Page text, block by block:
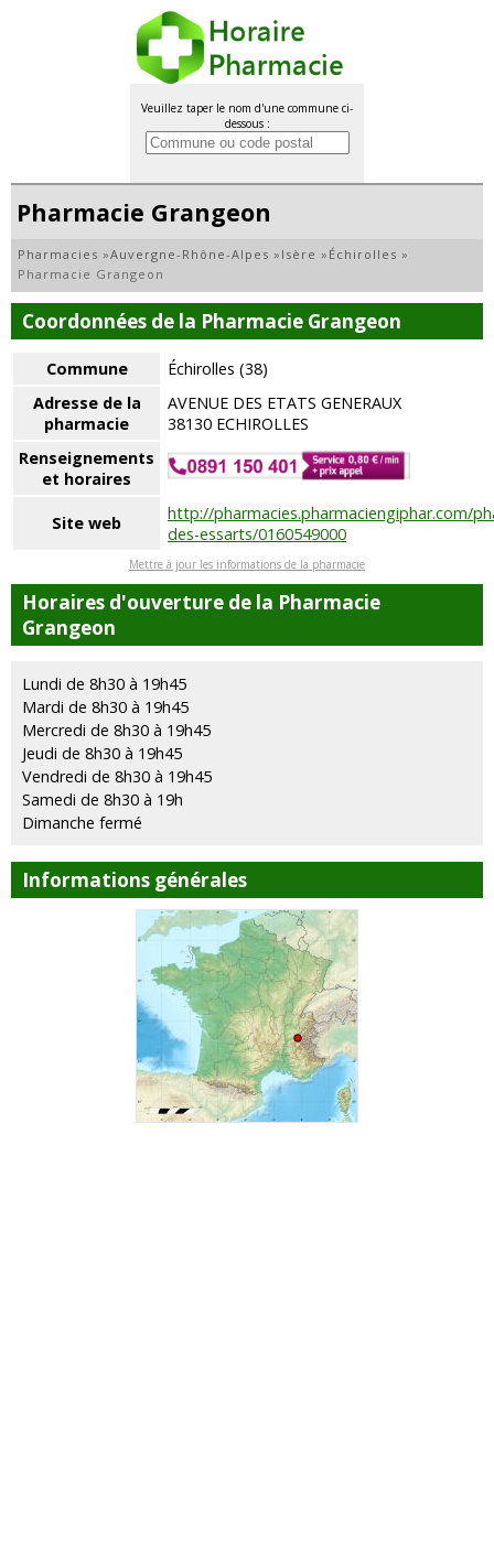
Veuillez taper le nom d'une commune ci-
dessous :
Pharmacie Grangeon
Pharmacies »Auvergne-Rhône-Alpes » Isère » Échirolles »
Pharmacie Grangeon
Coordonnées de la Pharmacie Grangeon
Commune
Échirolles (38)
Adresse de la
pharmacie
AVENUE DES ETATS GENERAUX
38130 ECHIROLLES
Renseignements
et horaires
Site web
http://pharmacies.pharmaciengiphar.com/
des-essarts/0160549000
Mettre à jour les informations de la pharmacie
Horaires d'ouverture de la Pharmacie
Grangeon
Lundi de 8h30 à 19h45
Mardi de 8h30 à 19h45
Mercredi de 8h30 à 19h45
Jeudi de 8h30 à 19h45
Vendredi de 8h30 à 19h45
Samedi de 8h30 à 19h
Dimanche fermé
Informations générales